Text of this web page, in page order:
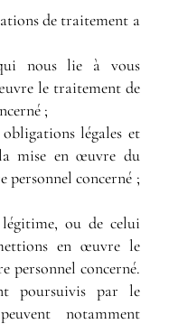
de traitement a
nous lie à vous
le traitement de
;
légales et
mise en œuvre du
personnel concerné ;
ou de celui
en œuvre le
personnel concerné.
poursuivis par le
notamment